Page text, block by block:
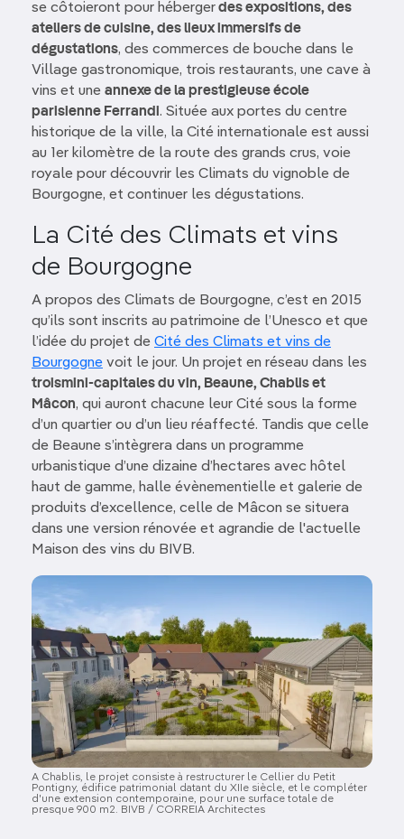
se côtoieront pour hébergerdes expositions, des
ateliers de cuisine, des lieux immersifs de
dégustations, des commerces de bouche dans le
Village gastronomique, trois restaurants, une cave à
vins et une annexe de la prestigieuse école
parisienne Ferrandi. Située aux portes du centre
historique de la ville, la Cité internationale est aussi
au 1er kilomètre de la route des grands crus, voie
royale pour découvrir les Climats du vignoble de
Bourgogne, et continuer les dégustations.
La Cité des Climats et vins
de Bourgogne
A propos des Climats de Bourgogne, c’est en 2015
qu’ils sont inscrits au patrimoine de l’Unesco et que
l’idée du projet de Cité des Climats et vins de
Bourgogne voit le jour. Un projet en réseau dans les
troismini-capitales du vin, Beaune, Chablis et
Mâcon, qui auront chacune leur Cité sous la forme
d’un quartier ou d’un lieu réaffecté. Tandis que celle
de Beaune s’intègrera dans un programme
urbanistique d’une dizaine d’hectares avec hôtel
haut de gamme, halle évènementielle et galerie de
produits d’excellence, celle de Mâcon se situera
dans une version rénovée et agrandie de l'actuelle
Maison des vins du BIVB.
Image
A Chablis, le projet consiste à restructurer le Cellier du Petit
Pontigny, édifice patrimonial datant du XIIe siècle, et le compléter
d'une extension contemporaine, pour une surface totale de
presque 900 m2. BIVB / CORREIA Architectes